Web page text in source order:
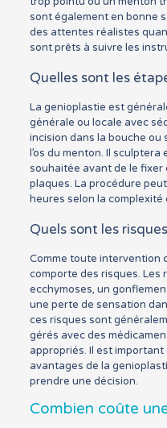
sont également en bonne
des attentes réalistes
sont prêts à suivre les
Quelles sont les
La genioplastie est
générale ou locale avec
incision dans la bouche ou
l’os du menton. Il sculptera
souhaitée avant de le fixer
plaques. La procédure
heures selon la complexité
Quels sont les
Comme toute intervention
comporte des risques. Les
ecchymoses, un
une perte de sensation
ces risques sont
gérés avec des
appropriés. Il est
avantages de la
prendre une décision.
Combien coûte